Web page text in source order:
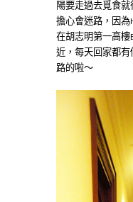
陽要走過去覓食
擔心會迷路，因
在胡志明第一高
近，每天回家都有
路的啦～